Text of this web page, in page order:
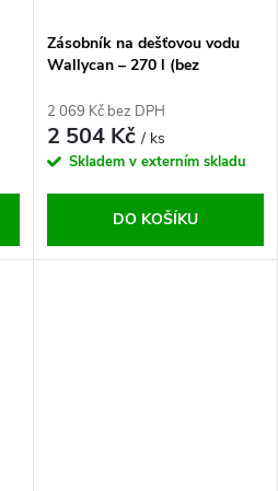
Zásobník na dešťovou vodu
Wallycan – 270 l (bez
2 069 Kč bez DPH
2 504 Kč/ ks
Skladem v externím skladu
DO KOŠÍKU